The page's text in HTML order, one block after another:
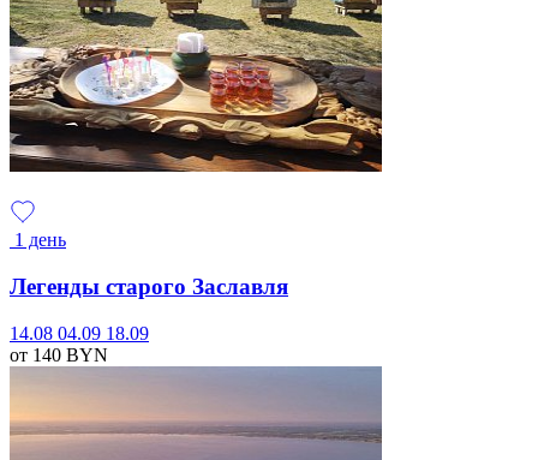
1 день
Легенды старого Заславля
14.08 04.09 18.09
от 140 BYN